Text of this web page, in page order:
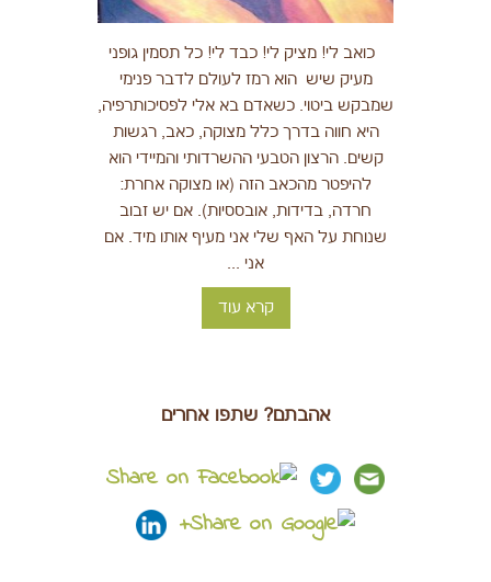
כואב לי! מציק לי! כבד לי! כל תסמין גופני
מעיק שיש הוא רמז לעולם לדבר פנימי
שמבקש ביטוי. כשאדם בא אלי לפסיכותרפיה,
היא חווה בדרך כלל מצוקה, כאב, רגשות
קשים. הרצון הטבעי ההשרדותי והמיידי הוא
להיפטר מהכאב הזה (או מצוקה אחרת:
חרדה, בדידות, אובססיות). אם יש זבוב
שנוחת על האף שלי אני מעיף אותו מיד. אם
אני ...
קרא עוד
אהבתם? שתפו אחרים